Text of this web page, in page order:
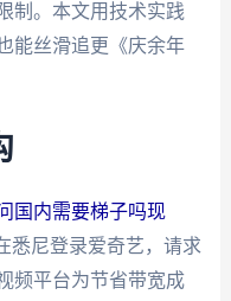
制。本文用技术实践
能丝滑追更《庆余年
国内需要梯子吗现
悉尼登录爱奇艺，请求
频平台为节省带宽成